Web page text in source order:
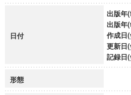
日付
出版
出版
作成日
更新日
記録日
形態